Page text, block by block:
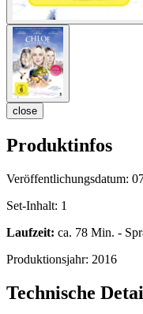
close
Produktinfos
Veröffentlichungsdatum:
Set-Inhalt: 1
Laufzeit: ca. 78 Min. -
Produktionsjahr: 2016
Technische